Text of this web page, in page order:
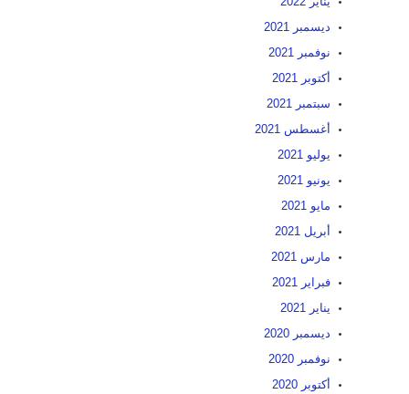
ديسمبر 2021
نوفمبر 2021
أكتوبر 2021
سبتمبر 2021
أغسطس 2021
يوليو 2021
يونيو 2021
مايو 2021
أبريل 2021
مارس 2021
فبراير 2021
يناير 2021
ديسمبر 2020
نوفمبر 2020
أكتوبر 2020